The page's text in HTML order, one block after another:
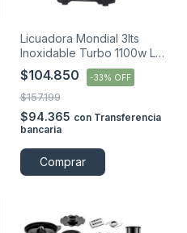
Licuadora Mondial 3lts
Inoxidable Turbo 1100w L-
1100-bi
$104.850 -33% OFF
$157.199
$94.365 con Transferencia
bancaria
Comprar